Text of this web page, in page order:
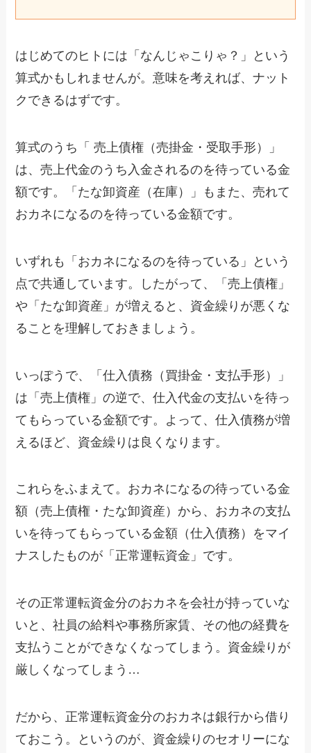
はじめてのヒトには「なんじゃこりゃ？」という
算式かもしれませんが。意味を考えれば、ナット
クできるはずです。
算式のうち「 売上債権（売掛金・受取手形）」
は、売上代金のうち入金されるのを待っている金
額です。「たな卸資産（在庫）」もまた、売れて
おカネになるのを待っている金額です。
いずれも「おカネになるのを待っている」という
点で共通しています。したがって、「売上債権」
や「たな卸資産」が増えると、資金繰りが悪くな
ることを理解しておきましょう。
いっぽうで、「仕入債務（買掛金・支払手形）」
は「売上債権」の逆で、仕入代金の支払いを待っ
てもらっている金額です。よって、仕入債務が増
えるほど、資金繰りは良くなります。
これらをふまえて。おカネになるの待っている金
額（売上債権・たな卸資産）から、おカネの支払
いを待ってもらっている金額（仕入債務）をマイ
ナスしたものが「正常運転資金」です。
その正常運転資金分のおカネを会社が持っていな
いと、社員の給料や事務所家賃、その他の経費を
支払うことができなくなってしまう。資金繰りが
厳しくなってしまう…
だから、正常運転資金分のおカネは銀行から借り
ておこう。というのが、資金繰りのセオリーにな